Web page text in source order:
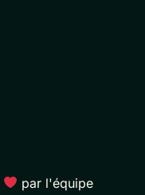
par l'équipe